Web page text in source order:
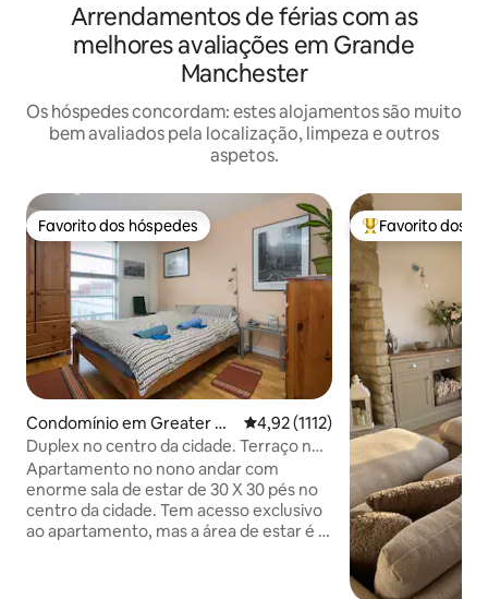
Arrendamentos de férias com as
melhores avaliações em Grande
Manchester
Os hóspedes concordam: estes alojamentos são muito
bem avaliados pela localização, limpeza e outros
aspetos.
Favorito dos hóspedes
Favorito dos hóspedes
Condomínio em Greater M
anchester
Classificação média de 4,92 em
4,92 (1112)
Duplex no centro da cidade. Terraço no
telhado.
Apartamento no nono andar com
enorme sala de estar de 30 X 30 pés no
centro da cidade. Tem acesso exclusivo
ao apartamento, mas a área de estar é o
Favoritos dos
Favorito dos